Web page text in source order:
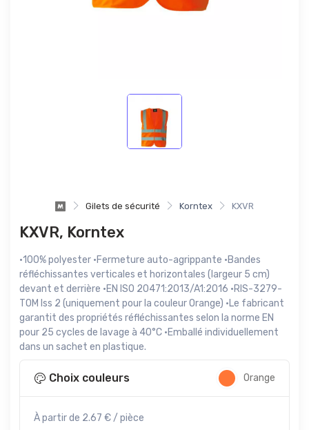
Gilets de sécurité Korntex KXVR
KXVR, Korntex
·100% polyester ·Fermeture auto-agrippante ·Bandes
réfléchissantes verticales et horizontales (largeur 5 cm)
devant et derrière ·EN ISO 20471:2013/A1:2016 ·RIS-3279-
TOM Iss 2 (uniquement pour la couleur Orange) ·Le fabricant
garantit des propriétés réfléchissantes selon la norme EN
pour 25 cycles de lavage à 40°C ·Emballé individuellement
dans un sachet en plastique.
Choix couleurs Orange
À partir de 2.67 € / pièce